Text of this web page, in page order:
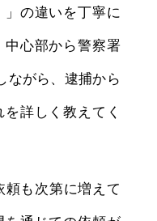
の違いを丁寧に
心部から警察署
ながら、逮捕から
詳しく教えてく
も次第に増えて